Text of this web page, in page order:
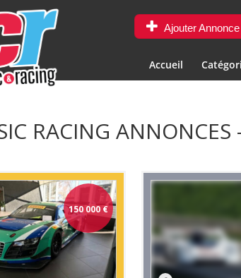
Ajouter Annonce
Accueil
RACING
150 000€